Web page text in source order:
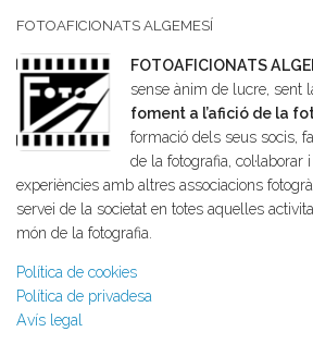
FOTOAFICIONATS ALGEMESÍ
FOTOAFICIONATS
sense ànim de lucre, sent
foment a l’afició de la
formació dels seus socis,
de la fotografia, col·laborar
experiències amb altres associacions
servei de la societat en totes aquelles
món de la fotografia.
Política de cookies
Política de privadesa
Avís legal